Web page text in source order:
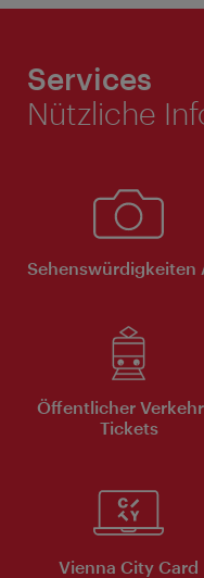
Services
Nützliche
Sehenswürdigkeiten
Öffentlicher
Tickets
Vienna City Card